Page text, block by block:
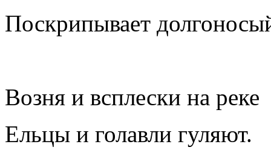
Поскрипывает
Возня и всплески на реке
Ельцы и голавли гуляют.